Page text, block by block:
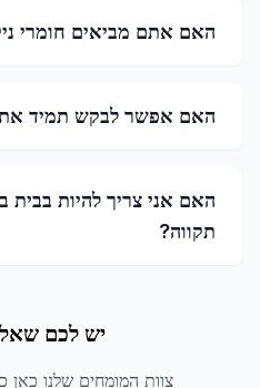
האם אתם מביאים חומרי
האם אפשר לבקש תמיד את
האם אני צריך להיות בבית
תקווה?
יש לכם
צוות המומחים שלנו